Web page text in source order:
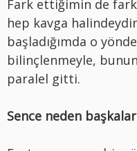
Fark ettiğimin de
hep kavga
başladığımda o
bilinçlenmeyle,
paralel gitti.
Sence neden